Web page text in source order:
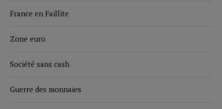
France en Faillite
Zone euro
Société sans cash
Guerre des monnaies